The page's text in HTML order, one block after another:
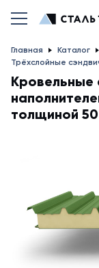
Главная Каталог
Трёхслойные
Кровельные
толщиной